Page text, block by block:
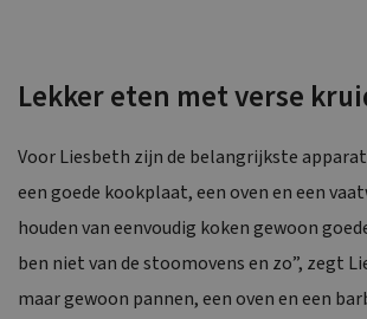
Lekker eten met verse
Voor Liesbeth zijn de belangrijkste
een goede kookplaat, een oven en een
houden van eenvoudig koken gewoon
ben niet van de stoomovens en zo”, zegt
maar gewoon pannen, een oven en een